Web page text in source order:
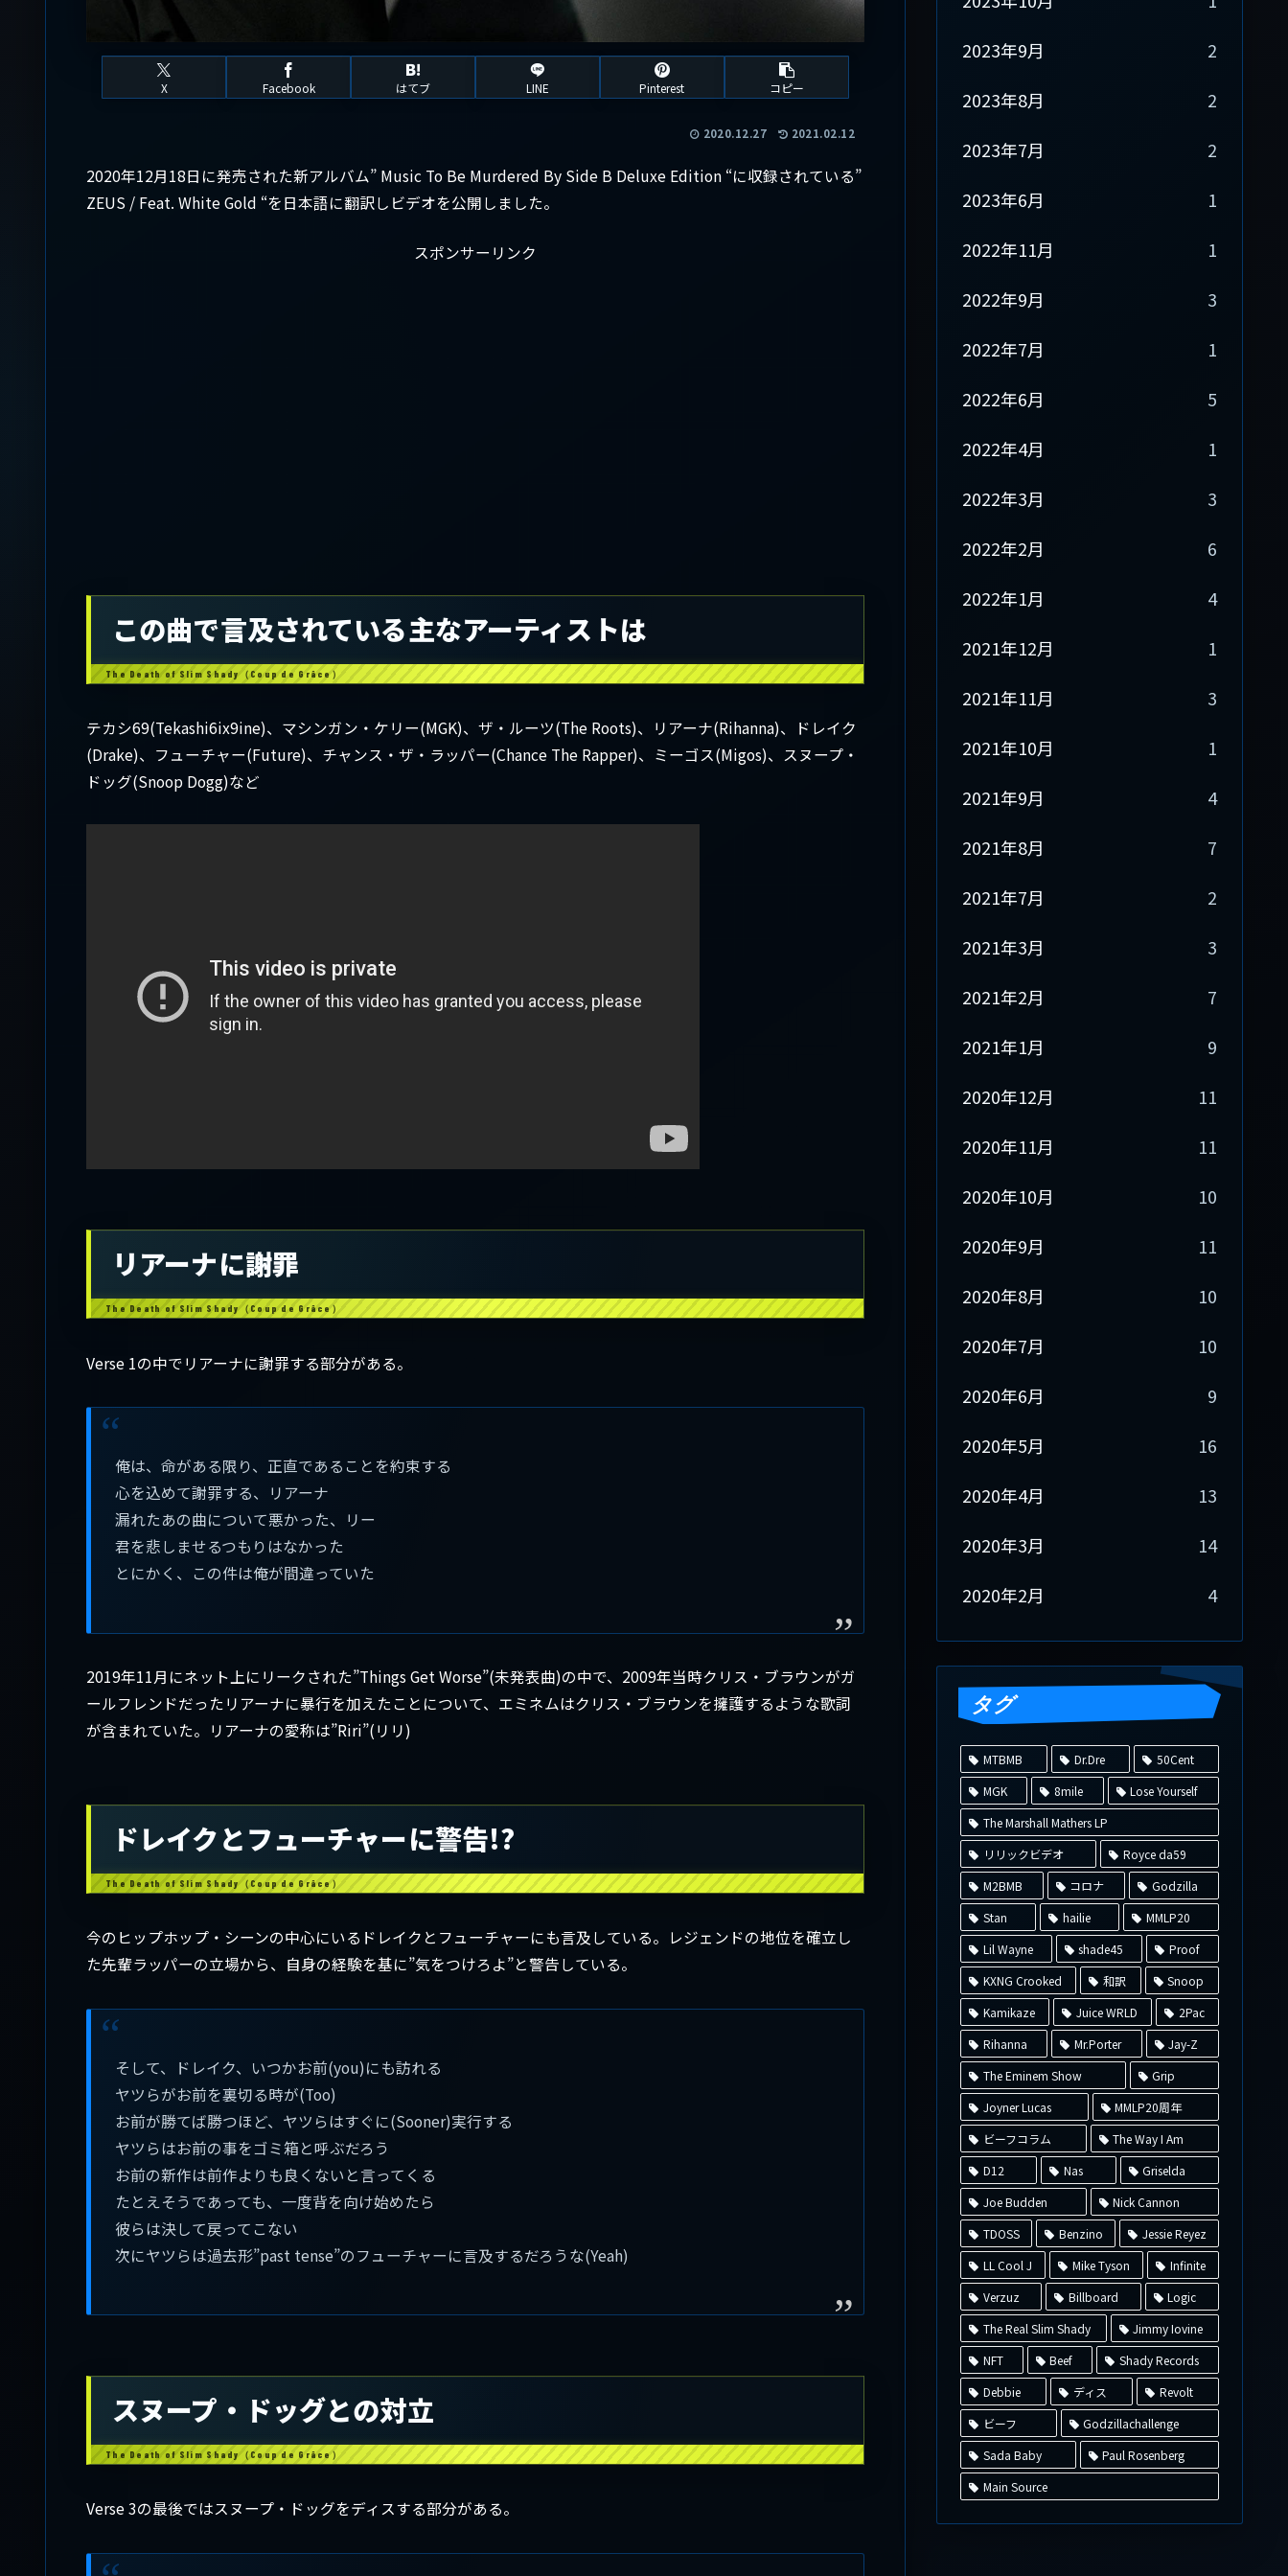
X Facebook はてブ LINE Pinterest コピー
2020.12.27 2021.02.12
2020年12月18日に発売された新アルバム” Music To Be Murdered By Side B Deluxe Edition “に収録されている”
ZEUS / Feat. White Gold “を日本語に翻訳しビデオを公開しました。
スポンサーリンク
この曲で言及されている主なアーティストは
テカシ69(Tekashi6ix9ine)、マシンガン・ケリー(MGK)、ザ・ルーツ(The Roots)、リアーナ(Rihanna)、ドレイク
(Drake)、フューチャー(Future)、チャンス・ザ・ラッパー(Chance The Rapper)、ミーゴス(Migos)、スヌープ・
ドッグ(Snoop Dogg)など
リアーナに謝罪
Verse 1の中でリアーナに謝罪する部分がある。
俺は、命がある限り、正直であることを約束する
心を込めて謝罪する、リアーナ
漏れたあの曲について悪かった、リー
君を悲しませるつもりはなかった
とにかく、この件は俺が間違っていた
2019年11月にネット上にリークされた”Things Get Worse”(未発表曲)の中で、2009年当時クリス・ブラウンがガ
ールフレンドだったリアーナに暴行を加えたことについて、エミネムはクリス・ブラウンを擁護するような歌詞
が含まれていた。リアーナの愛称は”Riri”(リリ)
ドレイクとフューチャーに警告!?
今のヒップホップ・シーンの中心にいるドレイクとフューチャーにも言及している。レジェンドの地位を確立し
た先輩ラッパーの立場から、自身の経験を基に”気をつけろよ”と警告している。
そして、ドレイク、いつかお前(you)にも訪れる
ヤツらがお前を裏切る時が(Too)
お前が勝てば勝つほど、ヤツらはすぐに(Sooner)実行する
ヤツらはお前の事をゴミ箱と呼ぶだろう
お前の新作は前作よりも良くないと言ってくる
たとえそうであっても、一度背を向け始めたら
彼らは決して戻ってこない
次にヤツらは過去形”past tense”のフューチャーに言及するだろうな(Yeah)
スヌープ・ドッグとの対立
Verse 3の最後ではスヌープ・ドッグをディスする部分がある。
2023年9月
2
2023年8月
2
2023年7月
2
2023年6月
1
2022年11月
1
2022年9月
3
2022年7月
1
2022年6月
5
2022年4月
1
2022年3月
3
2022年2月
6
2022年1月
4
2021年12月
1
2021年11月
3
2021年10月
1
2021年9月
4
2021年8月
7
2021年7月
2
2021年3月
3
2021年2月
7
2021年1月
9
2020年12月
11
2020年11月
11
2020年10月
10
2020年9月
11
2020年8月
10
2020年7月
10
2020年6月
9
2020年5月
16
2020年4月
13
2020年3月
14
2020年2月
4
タグ
MTBMB Dr.Dre
50Cent
MGK
8mile
Lose Yourself
The Marshall Mathers LP
リリックビデオ
Royce da59
M2BMB
コロナ
Godzilla
Stan
hailie
MMLP20
Lil Wayne
shade45
Proof
KXNG Crooked
和訳
Snoop
Kamikaze
Juice WRLD
2Pac
Rihanna
Mr.Porter
Jay-Z
The Eminem Show
Grip
Joyner Lucas
MMLP20周年
ビーフコラム
The Way I Am
D12
Nas
Griselda
Joe Budden
Nick Cannon
TDOSS
Benzino
Jessie Reyez
LL Cool J
Mike Tyson
Infinite
Verzuz
Billboard
Logic
The Real Slim Shady
Jimmy Iovine
NFT
Beef
Shady Records
Debbie
ディス
Revolt
ビーフ
Godzillachallenge
Sada Baby
Paul Rosenberg
Main Source